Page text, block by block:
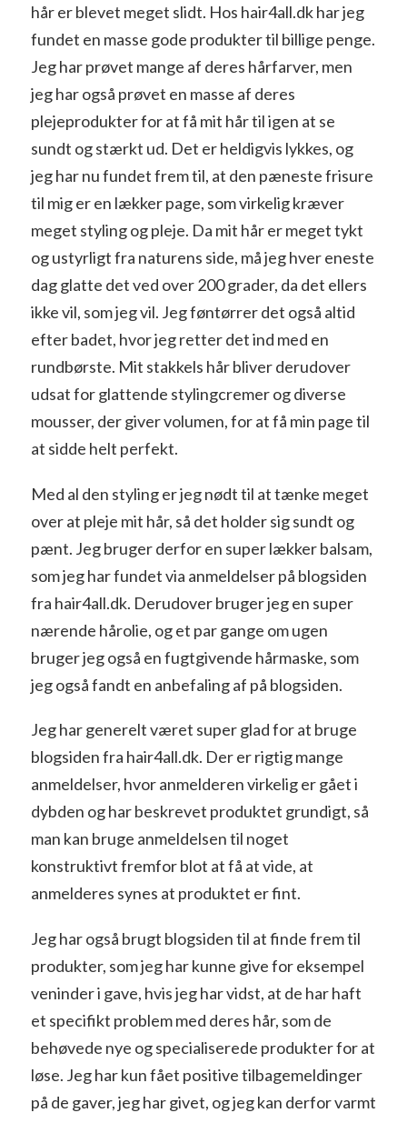
hår er blevet meget slidt. Hos hair4all.dk har jeg
fundet en masse gode produkter til billige penge.
Jeg har prøvet mange af deres hårfarver, men
jeg har også prøvet en masse af deres
plejeprodukter for at få mit hår til igen at se
sundt og stærkt ud. Det er heldigvis lykkes, og
jeg har nu fundet frem til, at den pæneste frisure
til mig er en lækker page, som virkelig kræver
meget styling og pleje. Da mit hår er meget tykt
og ustyrligt fra naturens side, må jeg hver eneste
dag glatte det ved over 200 grader, da det ellers
ikke vil, som jeg vil. Jeg føntørrer det også altid
efter badet, hvor jeg retter det ind med en
rundbørste. Mit stakkels hår bliver derudover
udsat for glattende stylingcremer og diverse
mousser, der giver volumen, for at få min page til
at sidde helt perfekt.
Med al den styling er jeg nødt til at tænke meget
over at pleje mit hår, så det holder sig sundt og
pænt. Jeg bruger derfor en super lækker balsam,
som jeg har fundet via anmeldelser på blogsiden
fra hair4all.dk. Derudover bruger jeg en super
nærende hårolie, og et par gange om ugen
bruger jeg også en fugtgivende hårmaske, som
jeg også fandt en anbefaling af på blogsiden.
Jeg har generelt været super glad for at bruge
blogsiden fra hair4all.dk. Der er rigtig mange
anmeldelser, hvor anmelderen virkelig er gået i
dybden og har beskrevet produktet grundigt, så
man kan bruge anmeldelsen til noget
konstruktivt fremfor blot at få at vide, at
anmelderes synes at produktet er fint.
Jeg har også brugt blogsiden til at finde frem til
produkter, som jeg har kunne give for eksempel
veninder i gave, hvis jeg har vidst, at de har haft
et specifikt problem med deres hår, som de
behøvede nye og specialiserede produkter for at
løse. Jeg har kun fået positive tilbagemeldinger
på de gaver, jeg har givet, og jeg kan derfor varmt